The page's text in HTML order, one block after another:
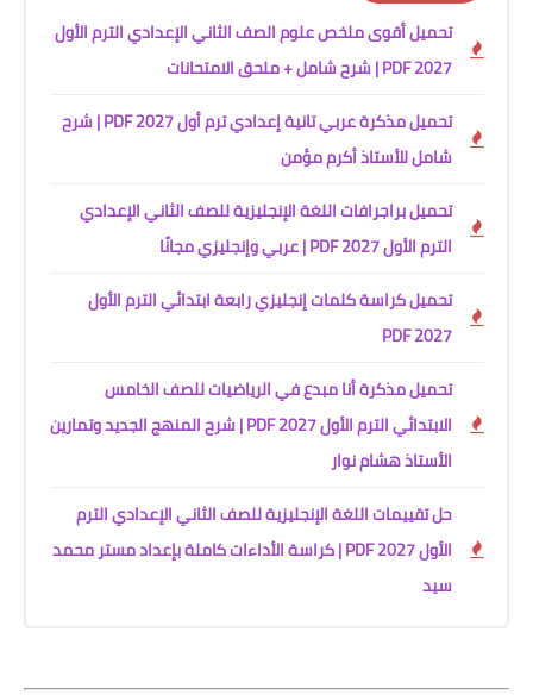
تحميل أقوى ملخص علوم الصف الثاني الإعدادي الترم الأول
2027 PDF | شرح شامل + ملحق الامتحانات
تحميل مذكرة عربي تانية إعدادي ترم أول 2027 PDF | شرح
شامل للأستاذ أكرم مؤمن
تحميل براجرافات اللغة الإنجليزية للصف الثاني الإعدادي
الترم الأول 2027 PDF | عربي وإنجليزي مجانًا
تحميل كراسة كلمات إنجليزي رابعة ابتدائي الترم الأول
2027 PDF
تحميل مذكرة أنا مبدع في الرياضيات للصف الخامس
الابتدائي الترم الأول 2027 PDF | شرح المنهج الجديد وتمارين
الأستاذ هشام نوار
حل تقييمات اللغة الإنجليزية للصف الثاني الإعدادي الترم
الأول 2027 PDF | كراسة الأداءات كاملة بإعداد مستر محمد
سيد